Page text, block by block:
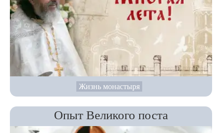
Жизнь монастыря
Опыт Великого поста